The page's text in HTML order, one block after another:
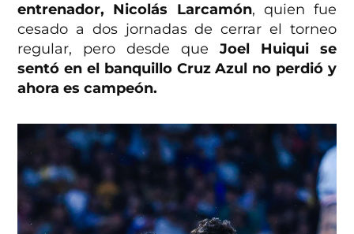
entrenador, Nicolás Larcamón, quien fue
cesado a dos jornadas de cerrar el torneo
regular, pero desde que Joel Huiqui se
sentó en el banquillo Cruz Azul no perdió y
ahora es campeón.